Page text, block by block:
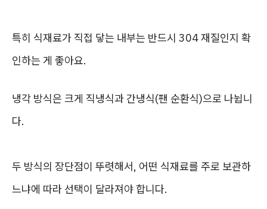
특히 식재료가 직접 닿는 내부는 반드시 304 재질인지 확
인하는 게 좋아요.
냉각 방식은 크게 직냉식과 간냉식(팬 순환식)으로 나뉩니
다.
두 방식의 장단점이 뚜렷해서, 어떤 식재료를 주로 보관하
느냐에 따라 선택이 달라져야 합니다.